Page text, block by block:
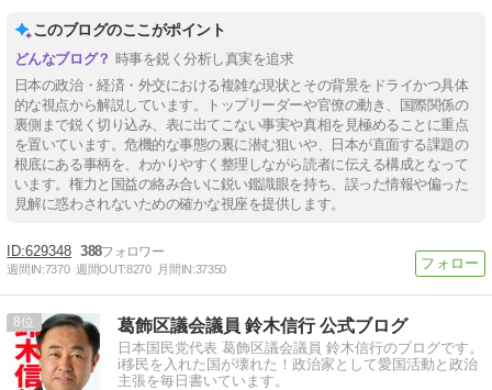
このブログのここがポイント
時事を鋭く分析し真実を追求
日本の政治・経済・外交における複雑な現状とその背景をドライかつ具体
的な視点から解説しています。トップリーダーや官僚の動き、国際関係の
裏側まで鋭く切り込み、表に出てこない事実や真相を見極めることに重点
を置いています。危機的な事態の裏に潜む狙いや、日本が直面する課題の
根底にある事柄を、わかりやすく整理しながら読者に伝える構成となって
います。権力と国益の絡み合いに鋭い鑑識眼を持ち、誤った情報や偏った
見解に惑わされないための確かな視座を提供します。
629348 388
週間IN:7370 週間OUT:8270 月間IN:37350
8 葛飾区議会議員 鈴木信行 公式ブログ
日本国民党代表 葛飾区議会議員 鈴木信行のブログです。
i移民を入れた国が壊れた！政治家として愛国活動と政治
主張を毎日書いています。